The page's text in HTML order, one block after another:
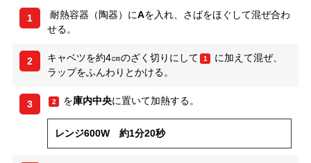
1 耐熱容器（陶器）にAを入れ、さばをほぐして混ぜ合わ
せる。
2 キャベツを約4㎝のざく切りにして 1
に加えて混ぜ、
ラップをふんわりとかける。
3 2 を庫内中央に置いて加熱する。
レンジ600W 約1分20秒